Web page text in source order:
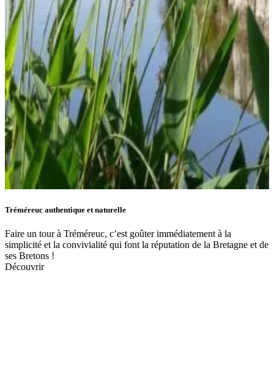
Tréméreuc authentique et naturelle
Faire un tour à Tréméreuc, c’est goûter immédiatement à la
simplicité et la convivialité qui font la réputation de la Bretagne et de
ses Bretons !
Découvrir